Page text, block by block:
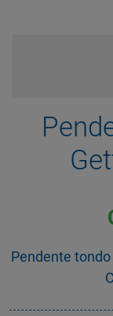
Pendente